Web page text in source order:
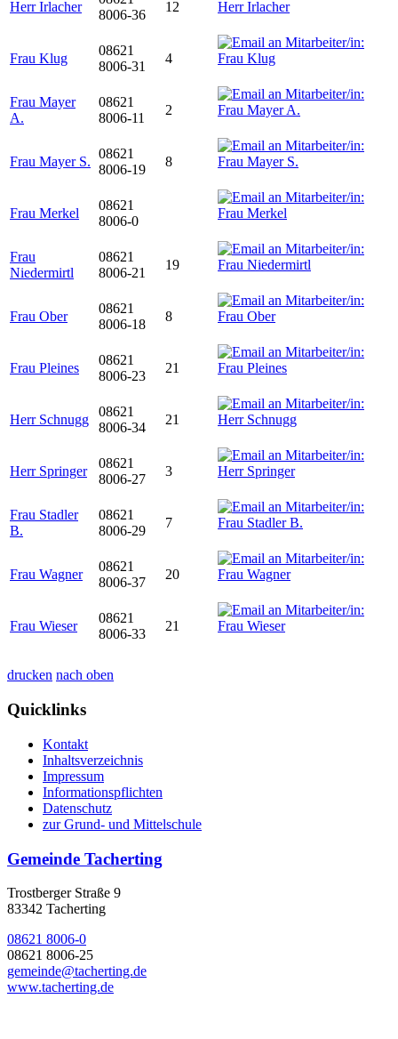
Herr Irlacher
8006-36
12
Frau Klug
08621
8006-31
4
Frau Mayer
A.
08621
8006-11
2
Frau Mayer S.
08621
8006-19
8
Frau Merkel
08621
8006-0
Frau
Niedermirtl
08621
8006-21
19
Frau Ober
08621
8006-18
8
Frau Pleines
08621
8006-23
21
Herr Schnugg
08621
8006-34
21
Herr Springer
08621
8006-27
3
Frau Stadler
B.
08621
8006-29
7
Frau Wagner
08621
8006-37
20
Frau Wieser
08621
8006-33
21
drucken nach oben
Quicklinks
Kontakt
Inhaltsverzeichnis
Impressum
Informationspflichten
Datenschutz
zur Grund- und Mittelschule
Gemeinde Tacherting
Trostberger Straße 9
83342 Tacherting
08621 8006-0
08621 8006-25
gemeinde@tacherting.de
www.tacherting.de